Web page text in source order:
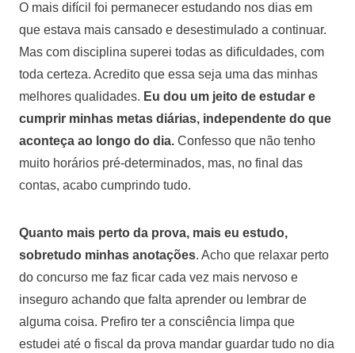
O mais difícil foi permanecer estudando nos dias em
que estava mais cansado e desestimulado a continuar.
Mas com disciplina superei todas as dificuldades, com
toda certeza. Acredito que essa seja uma das minhas
melhores qualidades. Eu dou um jeito de estudar e
cumprir minhas metas diárias, independente do que
aconteça ao longo do dia. Confesso que não tenho
muito horários pré-determinados, mas, no final das
contas, acabo cumprindo tudo.
Quanto mais perto da prova, mais eu estudo,
sobretudo minhas anotações. Acho que relaxar perto
do concurso me faz ficar cada vez mais nervoso e
inseguro achando que falta aprender ou lembrar de
alguma coisa. Prefiro ter a consciência limpa que
estudei até o fiscal da prova mandar guardar tudo no dia